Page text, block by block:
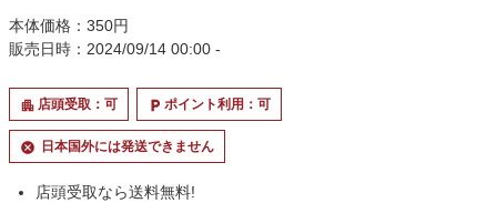
本体価格：350円
販売日時：2024/09/14 00:00 -
apartment 店頭受取：可 local_parking ポイント利用：可
cancel 日本国外には発送できません
店頭受取なら送料無料!